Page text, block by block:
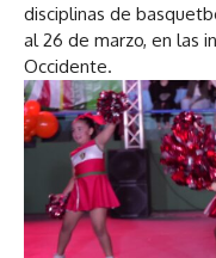
disciplinas de
al 26 de marzo, en las
Occidente.